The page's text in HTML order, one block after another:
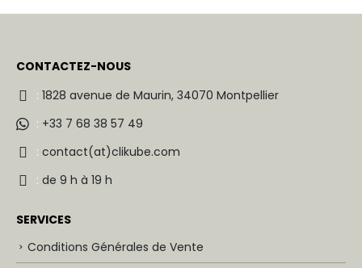
était : est :
CONTACTEZ-NOUS
: 1828 avenue de Maurin, 34070 Montpellier
: +33 7 68 38 57 49
: contact(at)clikube.com
: de 9 h à 19 h
SERVICES
Conditions Générales de Vente